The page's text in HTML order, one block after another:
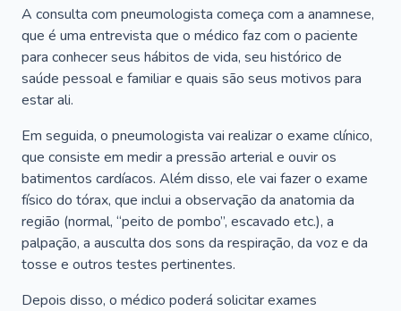
A consulta com pneumologista começa com a anamnese,
que é uma entrevista que o médico faz com o paciente
para conhecer seus hábitos de vida, seu histórico de
saúde pessoal e familiar e quais são seus motivos para
estar ali.
Em seguida, o pneumologista vai realizar o exame clínico,
que consiste em medir a pressão arterial e ouvir os
batimentos cardíacos. Além disso, ele vai fazer o exame
físico do tórax, que inclui a observação da anatomia da
região (normal, “peito de pombo”, escavado etc.), a
palpação, a ausculta dos sons da respiração, da voz e da
tosse e outros testes pertinentes.
Depois disso, o médico poderá solicitar exames